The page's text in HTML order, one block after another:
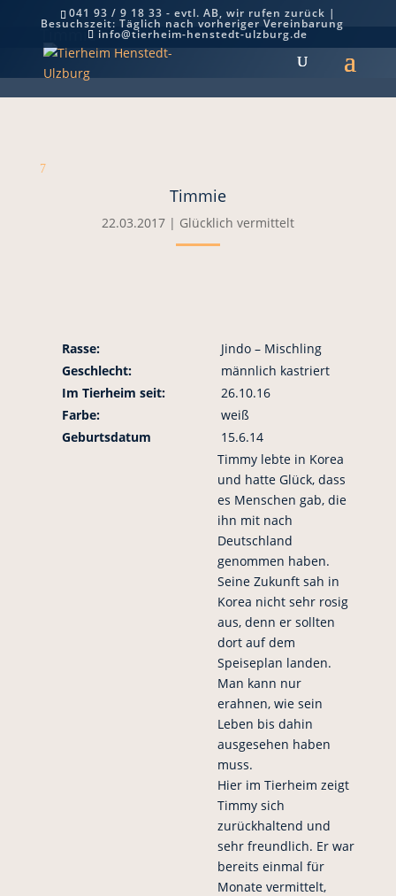
041 93 / 9 18 33 - evtl. AB, wir rufen zurück |
Besuchszeit: Täglich nach vorheriger Vereinbarung
info@tierheim-henstedt-ulzburg.de
Timmie
7
Timmie
22.03.2017| Glücklich vermittelt
Rasse:
Jindo – Mischling
Geschlecht:
männlich kastriert
Im Tierheim seit:
26.10.16
Farbe:
weiß
Geburtsdatum
15.6.14
Timmy lebte in Korea
und hatte Glück, dass
es Menschen gab, die
ihn mit nach
Deutschland
genommen haben.
Seine Zukunft sah in
Korea nicht sehr rosig
aus, denn er sollten
dort auf dem
Speiseplan landen.
Man kann nur
erahnen, wie sein
Leben bis dahin
ausgesehen haben
muss.
Hier im Tierheim zeigt
Timmy sich
zurückhaltend und
sehr freundlich. Er war
bereits einmal für
Monate vermittelt,